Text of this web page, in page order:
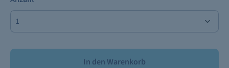
In den Warenkorb